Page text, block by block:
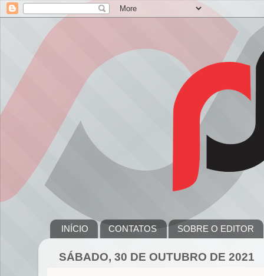
INÍCIO CONTATOS SOBRE O EDITOR
SÁBADO, 30 DE OUTUBRO DE 2021